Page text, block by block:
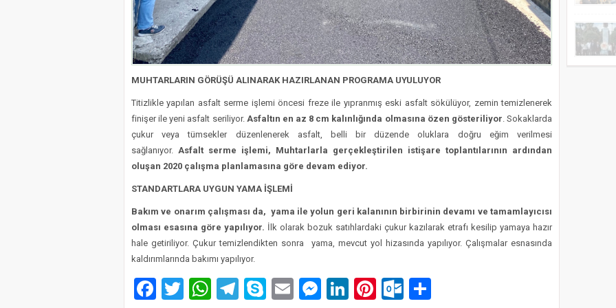
MUHTARLARIN GÖRÜŞÜ ALINARAK HAZIRLANAN PROGRAMA UYULUYOR
Titizlikle yapılan asfalt serme işlemi öncesi freze ile yıpranmış eski asfalt sökülüyor, zemin temizlenerek
finişer ile yeni asfalt seriliyor. Asfaltın en az 8 cm kalınlığında olmasına özen gösteriliyor . Sokaklarda
çukur veya tümsekler düzenlenerek asfalt, belli bir düzende oluklara doğru eğim verilmesi
sağlanıyor. Asfalt serme işlemi, Muhtarlarla gerçekleştirilen istişare toplantılarının ardından
oluşan 2020 çalışma planlamasına göre devam ediyor.
STANDARTLARA UYGUN YAMA İŞLEMİ
Bakım ve onarım çalışması da, yama ile yolun geri kalanının birbirinin devamı ve tamamlayıcısı
olması esasına göre yapılıyor. İlk olarak bozuk satıhlardaki çukur kazılarak etrafı kesilip yamaya hazır
hale getiriliyor. Çukur temizlendikten sonra yama, mevcut yol hizasında yapılıyor. Çalışmalar esnasında
kaldırımlarında bakımı yapılıyor.
Facebook
TwitterWhatsApp
Telegram
SkypeEmailMessenger
LinkedIn
Pinterest
Outlook.com